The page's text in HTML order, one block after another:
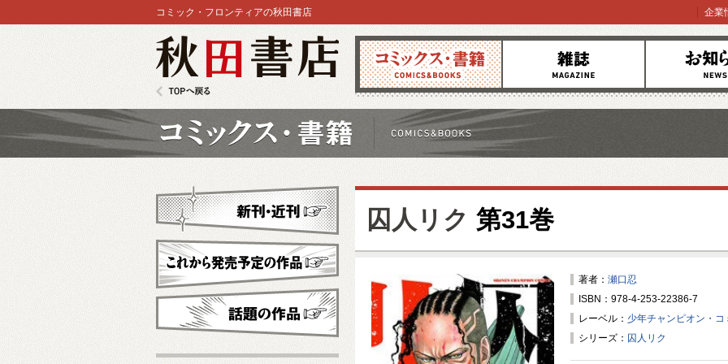
コミックス 雑誌 お知らせ
コミック・フロンティアの秋田書店 企業
囚人リク 第31巻
著者： 瀬口忍
ISBN：978-4-253-22386-7
レーベル： 少年チャンピオン・
シリーズ： 囚人リク
新刊・近刊
これから発売予定